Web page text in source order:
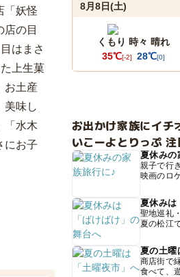
「妖怪
の目
はまさ
上生菓
お土産
美味し
「水木
にお子
8月8日(土)
くもり 時々 晴れ
35℃[-2] 28℃[0]
お出かけ家族にイチ
いこーよとりっぷ
夏休みの
親子で行
映画のロ
夏休みは
聖地巡礼
夏の松江
夏の土曜
商店街で
食べて、